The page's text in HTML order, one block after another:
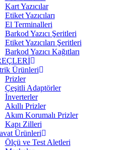
Kart Yazıcılar
Etiket Yazıcıları
El Terminalleri
Barkod Yazıcı Şeritleri
Etiket Yazıcıları Şeritleri
Barkod Yazıcı Kağıtları
Ürünleri
Prizler
Çeşitli Adaptörler
İnverterler
Akıllı Prizler
Akım Korumalı Prizler
Kapı Zilleri
Ürünleri
Ölçü ve Test Aletleri